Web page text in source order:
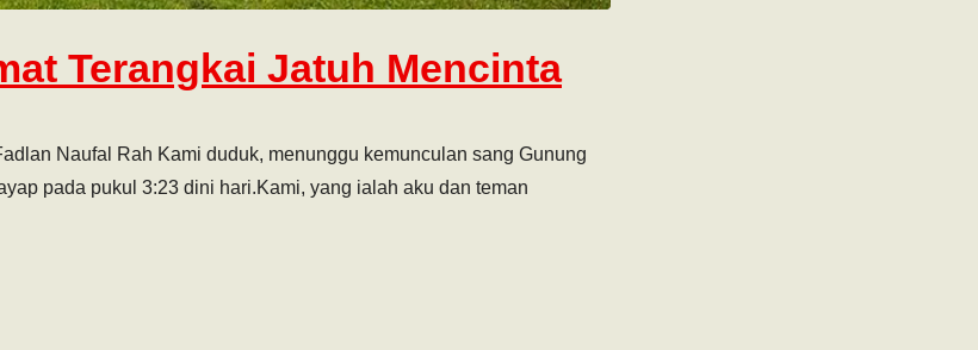
Terangkai Jatuh Mencinta
Naufal Rah Kami duduk, menunggu kemunculan sang Gunung
pada pukul 3:23 dini hari.Kami, yang ialah aku dan teman